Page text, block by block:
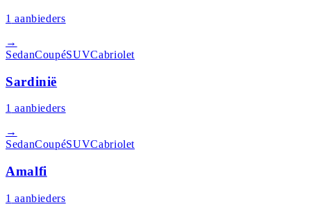
1 aanbieders
→
SedanCoupéSUVCabriolet
Sardinië
1 aanbieders
→
SedanCoupéSUVCabriolet
Amalfi
1 aanbieders